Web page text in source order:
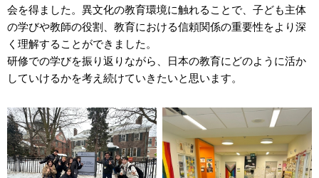
会を得ました。異文化の教育環境に触れることで、子ども主体
の学びや教師の役割、教育における信頼関係の重要性をより深
く理解することができました。
研修での学びを振り返りながら、日本の教育にどのように活か
していけるかを考え続けていきたいと思います。